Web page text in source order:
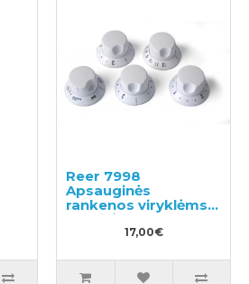
Reer 7998
Apsauginės
rankenos viryklėms ir
orkaitėms
17,00€